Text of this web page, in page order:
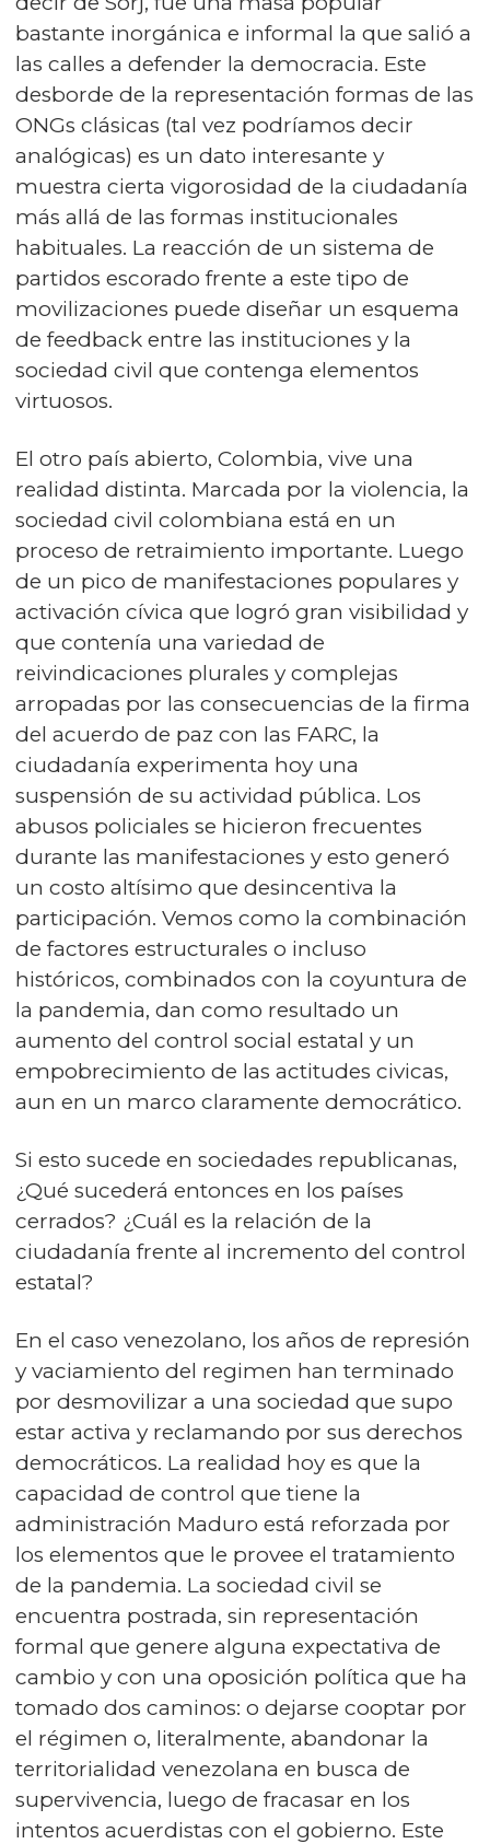
bastante inorgánica e informal la que salió a
las calles a defender la democracia. Este
desborde de la representación formas de las
ONGs clásicas (tal vez podríamos decir
analógicas) es un dato interesante y
muestra cierta vigorosidad de la ciudadanía
más allá de las formas institucionales
habituales. La reacción de un sistema de
partidos escorado frente a este tipo de
movilizaciones puede diseñar un esquema
de feedback entre las instituciones y la
sociedad civil que contenga elementos
virtuosos.
El otro país abierto, Colombia, vive una
realidad distinta. Marcada por la violencia, la
sociedad civil colombiana está en un
proceso de retraimiento importante. Luego
de un pico de manifestaciones populares y
activación cívica que logró gran visibilidad y
que contenía una variedad de
reivindicaciones plurales y complejas
arropadas por las consecuencias de la firma
del acuerdo de paz con las FARC, la
ciudadanía experimenta hoy una
suspensión de su actividad pública. Los
abusos policiales se hicieron frecuentes
durante las manifestaciones y esto generó
un costo altísimo que desincentiva la
participación. Vemos como la combinación
de factores estructurales o incluso
históricos, combinados con la coyuntura de
la pandemia, dan como resultado un
aumento del control social estatal y un
empobrecimiento de las actitudes civicas,
aun en un marco claramente democrático.
Si esto sucede en sociedades republicanas,
¿Qué sucederá entonces en los países
cerrados? ¿Cuál es la relación de la
ciudadanía frente al incremento del control
estatal?
En el caso venezolano, los años de represión
y vaciamiento del regimen han terminado
por desmovilizar a una sociedad que supo
estar activa y reclamando por sus derechos
democráticos. La realidad hoy es que la
capacidad de control que tiene la
administración Maduro está reforzada por
los elementos que le provee el tratamiento
de la pandemia. La sociedad civil se
encuentra postrada, sin representación
formal que genere alguna expectativa de
cambio y con una oposición política que ha
tomado dos caminos: o dejarse cooptar por
el régimen o, literalmente, abandonar la
territorialidad venezolana en busca de
supervivencia, luego de fracasar en los
intentos acuerdistas con el gobierno. Este